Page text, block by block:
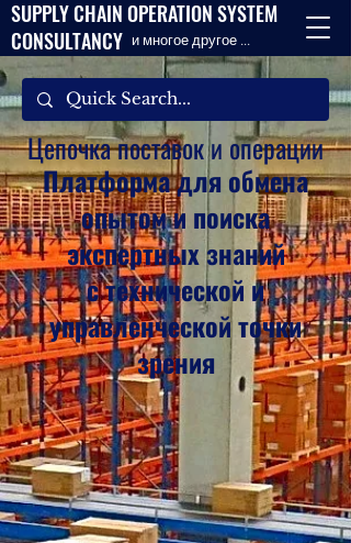
SUPPLY CHAIN OPERATION SYSTEM
CONSULTANCY и многое другое ...
Цепочка поставок и операции
Платформа для обмена
опытом и поиска
экспертных знаний
с технической и
управленческой точки
зрения